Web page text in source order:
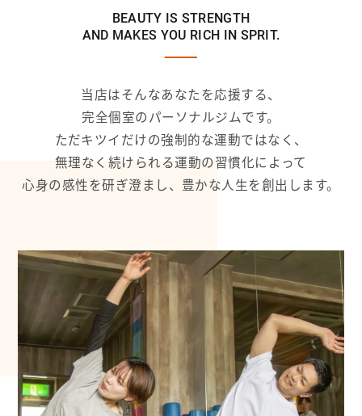
BEAUTY IS STRENGTH
AND MAKES YOU RICH IN SPRIT.
当店はそんなあなたを応援する、
完全個室のパーソナルジムです。
ただキツイだけの強制的な運動ではなく、
無理なく続けられる運動の習慣化によって
心身の感性を研ぎ澄まし、豊かな人生を創出します。